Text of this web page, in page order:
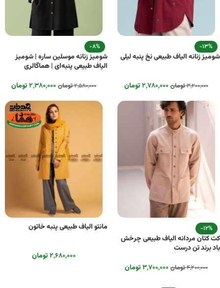
-13%
شومیز زنانه الیاف طبیعی نخ پنبه لیلی
۳,۲۰۰,۰۰۰تومان ۲,۷۸۰,۰۰۰تومان
-8%
شومیز زنانه موسلین ساره | شومیز
الیاف طبیعی پنبه‌ای | هماگالری
۲,۵۸۰,۰۰۰تومان ۲,۳۸۰,۰۰۰تومان
-12%
کت کتان مردانه الیاف طبیعی چرخش
باد برند تن درست
۴,۲۰۰,۰۰۰تومان ۳,۷۰۰,۰۰۰تومان
مانتو الیاف طبیعی پنبه خاتون
۲,۶۸۰,۰۰۰تومان